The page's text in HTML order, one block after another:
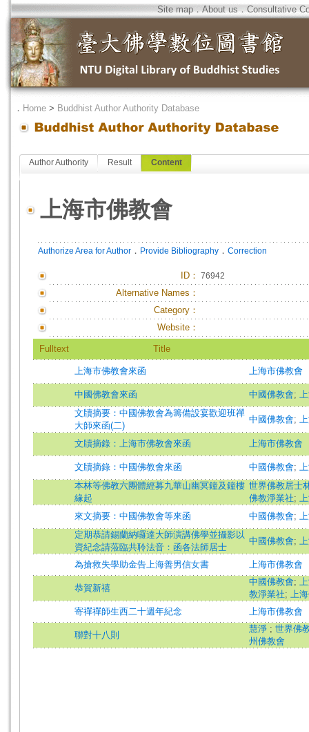
Site map．About us．Consultative
． Home > Buddhist Author Authority Database
Author Authority Result Content
上海市佛教會
Authorize Area for Author ． Provide Bibliography ． Correction
ID ： 76942
Alternative Names：
Category：
Website：
Fulltext Title
上海市佛教會來函 上海市佛教會
中國佛教會來函 中國佛教會;
文牘摘要：中國佛教會為籌備設宴歡迎班禪
大師來函(二)
中國佛教會;
文牘摘錄：上海市佛教會來函 上海市佛教會
文牘摘錄：中國佛教會來函 中國佛教會;
本林等佛教六團體經募九華山幽冥鐘及鐘樓
緣起
世界佛教居士
佛教淨業社;
來文摘要：中國佛教會等來函
中國佛教會;
定期恭請錫蘭納囉達大師演講佛學並攝影以
資紀念請蒞臨共聆法音：函各法師居士
中國佛教會;
為搶救失學助金告上海善男信女書 上海市佛教會
恭賀新禧
中國佛教會;
教淨業社; 上
寄禪禪師生西二十週年紀念
上海市佛教會
聯對十八則
慧淨 ; 世界佛
州佛教會